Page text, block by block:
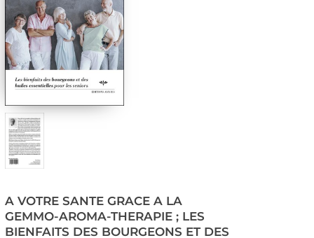
A VOTRE SANTE GRACE A LA
GEMMO-AROMA-THERAPIE ; LES
BIENFAITS DES BOURGEONS ET DES